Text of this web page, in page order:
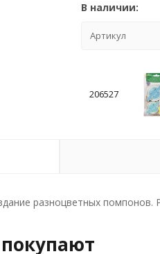
В наличии:
Артикул
206527
разноцветных помпонов.